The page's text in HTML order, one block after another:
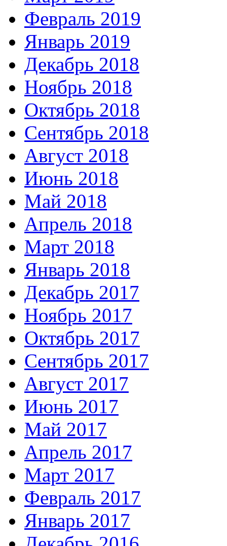
Февраль 2019
Январь 2019
Декабрь 2018
Ноябрь 2018
Октябрь 2018
Сентябрь 2018
Август 2018
Июнь 2018
Май 2018
Апрель 2018
Март 2018
Январь 2018
Декабрь 2017
Ноябрь 2017
Октябрь 2017
Сентябрь 2017
Август 2017
Июнь 2017
Май 2017
Апрель 2017
Март 2017
Февраль 2017
Январь 2017